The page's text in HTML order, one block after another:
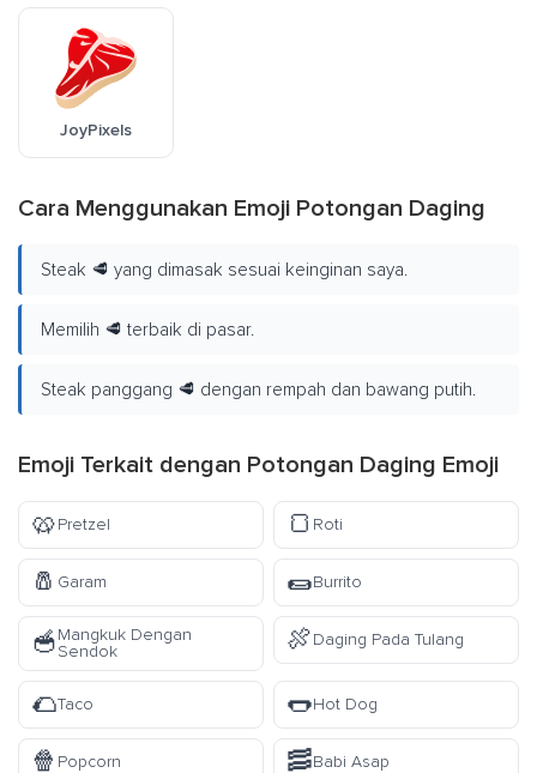
JoyPixels
Cara Menggunakan Emoji Potongan Daging
Steak 🥩 yang dimasak sesuai keinginan saya.
Memilih 🥩 terbaik di pasar.
Steak panggang 🥩 dengan rempah dan bawang putih.
Emoji Terkait dengan Potongan Daging Emoji
🥨Pretzel 🍞 Roti
🧂 Garam 🌯Burrito
🥣Mangkuk Dengan
Sendok
🍖Daging Pada Tulang
🌮Taco 🌭Hot Dog
🍿 Popcorn 🥓Babi Asap